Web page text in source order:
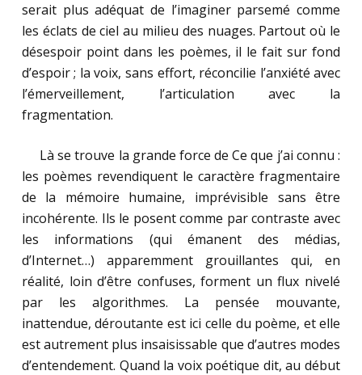
serait plus adéquat de l’imaginer parsemé comme
les éclats de ciel au milieu des nuages. Partout où le
désespoir point dans les poèmes, il le fait sur fond
d’espoir ; la voix, sans effort, réconcilie l’anxiété avec
l’émerveillement, l’articulation avec la
fragmentation.
Là se trouve la grande force de Ce que j’ai connu :
les poèmes revendiquent le caractère fragmentaire
de la mémoire humaine, imprévisible sans être
incohérente. Ils le posent comme par contraste avec
les informations (qui émanent des médias,
d’Internet…) apparemment grouillantes qui, en
réalité, loin d’être confuses, forment un flux nivelé
par les algorithmes. La pensée mouvante,
inattendue, déroutante est ici celle du poème, et elle
est autrement plus insaisissable que d’autres modes
d’entendement. Quand la voix poétique dit, au début